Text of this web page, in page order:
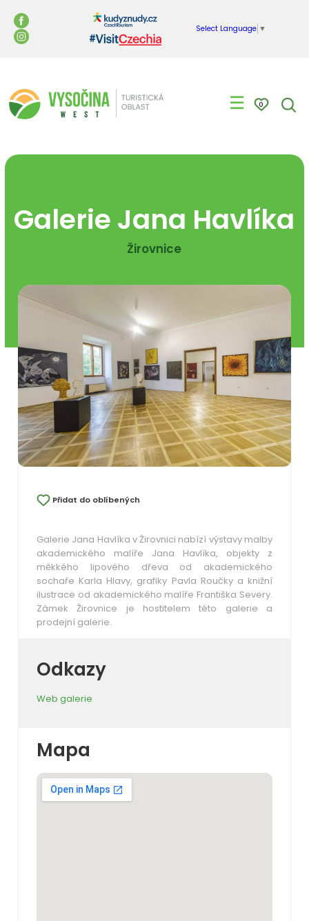
Select Language ▼
☰ 0
Galerie Jana Havlíka
Žirovnice
Přidat do oblíbených
Galerie Jana Havlíka v Žirovnici nabízí výstavy malby
akademického malíře Jana Havlíka, objekty z
měkkého lipového dřeva od akademického
sochaře Karla Hlavy, grafiky Pavla Roučky a knižní
ilustrace od akademického malíře Františka Severy.
Zámek Žirovnice je hostitelem této galerie a
prodejní galerie.
Odkazy
Web galerie
Mapa